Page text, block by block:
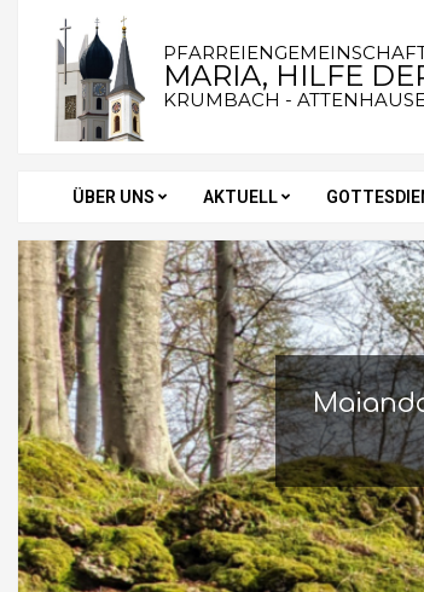
content
MARIA, HILFE
KRUMBACH -
Secondary
Navigation
Menu
ÜBER UNS AKTUELL